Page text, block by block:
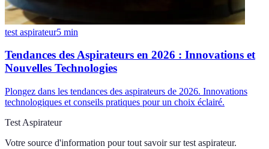
test aspirateur5 min
Tendances des Aspirateurs en 2026 : Innovations et
Nouvelles Technologies
Plongez dans les tendances des aspirateurs de 2026. Innovations
technologiques et conseils pratiques pour un choix éclairé.
Test Aspirateur
Votre source d'information pour tout savoir sur test aspirateur.